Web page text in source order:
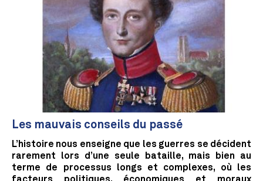
Les mauvais conseils du passé
L’histoire nous enseigne que les guerres se décident
rarement lors d’une seule bataille, mais bien au
terme de processus longs et complexes, où les